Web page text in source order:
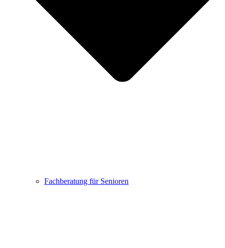
Fachberatung für Senioren